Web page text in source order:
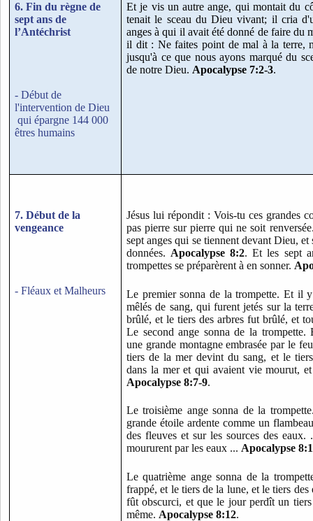
6. Fin du règne de
sept ans de
l’Antéchrist
- Début de
l'intervention de Dieu
qui épargne 144 000
êtres humains
Et je vis un autre ange, qui montait du
tenait le sceau du Dieu vivant; il cria
anges à qui il avait été donné de faire du
il dit : Ne faites point de mal à la terre,
jusqu'à ce que nous ayons marqué du
de notre Dieu. Apocalypse 7:2-3.
7. Début de la
vengeance
- Fléaux et Malheurs
Jésus lui répondit : Vois-tu ces grandes
pas pierre sur pierre qui ne soit
sept anges qui se tiennent devant Dieu,
données. Apocalypse 8:2. Et les sept
trompettes se préparèrent à en sonner.
Le premier sonna de la trompette. Et il
mêlés de sang, qui furent jetés sur la
brûlé, et le tiers des arbres fut brûlé, et
Le second ange sonna de la trompette.
une grande montagne embrasée par le
tiers de la mer devint du sang, et le
dans la mer et qui avaient vie mourut,
Apocalypse 8:7-9.
Le troisième ange sonna de la
grande étoile ardente comme un
des fleuves et sur les sources des eaux.
moururent par les eaux ... Apocalypse
Le quatrième ange sonna de la
frappé, et le tiers de la lune, et le tiers
fût obscurci, et que le jour perdît un
même. Apocalypse 8:12.